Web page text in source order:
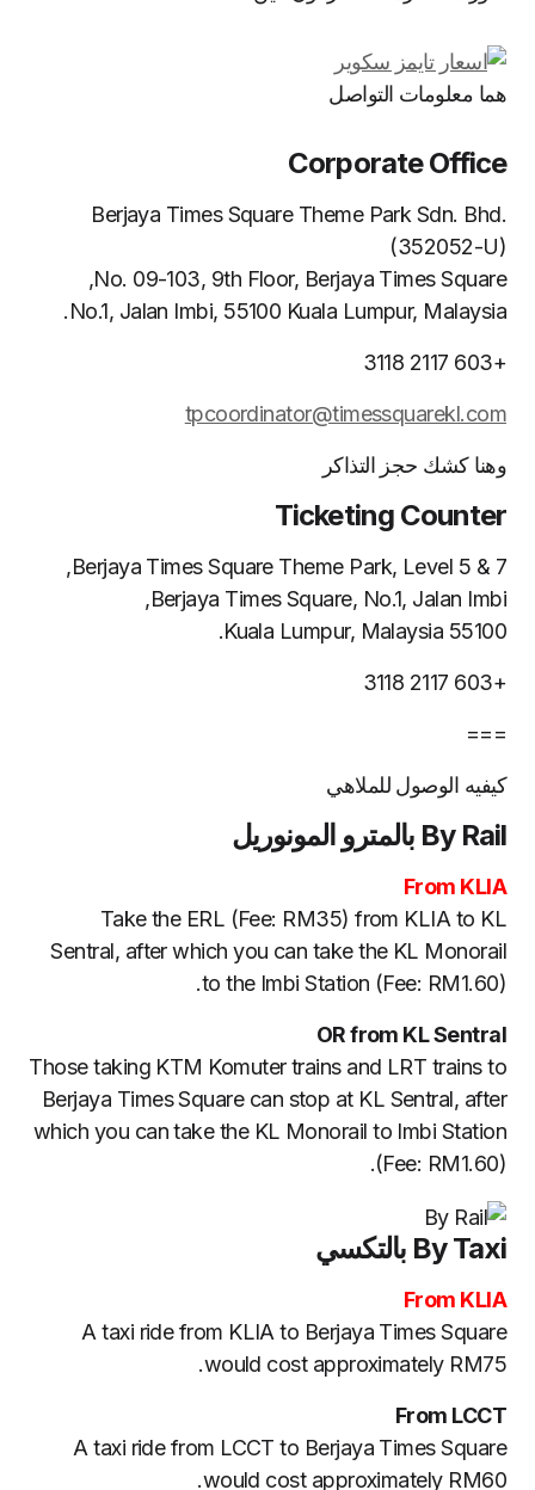
هما معلومات التواصل
Corporate Office
Berjaya Times Square Theme Park Sdn. Bhd.
(352052-U)
No. 09-103, 9th Floor, Berjaya Times Square,
No.1, Jalan Imbi, 55100 Kuala Lumpur, Malaysia.
+603 2117 3118
tpcoordinator@timessquarekl.com
وهنا كشك حجز التذاكر
Ticketing Counter
Berjaya Times Square Theme Park, Level 5 & 7,
Berjaya Times Square, No.1, Jalan Imbi,
55100 Kuala Lumpur, Malaysia.
+603 2117 3118
===
كيفيه الوصول للملاهي
By Rail بالمترو المونوريل
From KLIA
Take the ERL (Fee: RM35) from KLIA to KL
Sentral, after which you can take the KL Monorail
to the Imbi Station (Fee: RM1.60).
OR from KL Sentral
Those taking KTM Komuter trains and LRT trains to
Berjaya Times Square can stop at KL Sentral, after
which you can take the KL Monorail to Imbi Station
(Fee: RM1.60).
By Taxi بالتكسي
From KLIA
A taxi ride from KLIA to Berjaya Times Square
would cost approximately RM75.
From LCCT
A taxi ride from LCCT to Berjaya Times Square
would cost approximately RM60.